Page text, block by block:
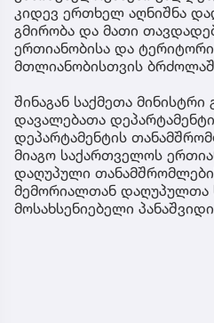
კიდევ ერთხელ აღნიშნა
გმირობა და მათი
ერთიანობისა და
მთლიანობისთვის
შინაგან საქმეთა
დავალებათა
დეპარტამენტის
მიაგო საქართველოს
დაღუპული
მემორიალთან დაღუპულთა
მოსახსენიებელი